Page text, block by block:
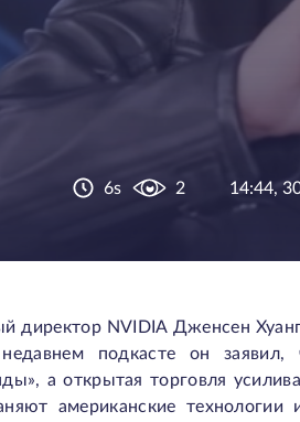
6s 2 14:44,
директор NVIDIA Дженсен
подкасте он
а открытая торговля
американские